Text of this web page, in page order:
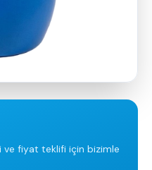
ve fiyat teklifi için bizimle